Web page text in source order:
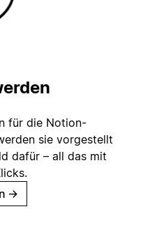
für die Notion-
sie vorgestellt
dafür – all das mit
→